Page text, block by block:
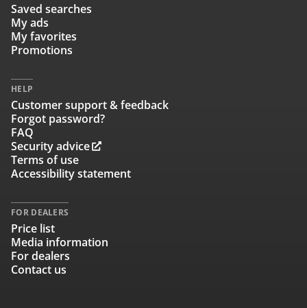
Saved searches
My ads
My favorites
Promotions
HELP
Customer support & feedback
Forgot password?
FAQ
Security advice
Terms of use
Accessibility statement
FOR DEALERS
Price list
Media information
For dealers
Contact us